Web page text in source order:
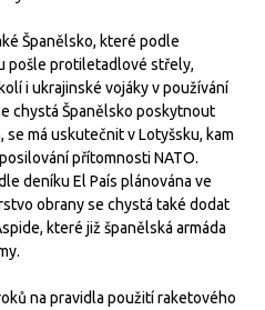
Španělsko, které podle
pošle protiletadlové střely,
i ukrajinské vojáky v používání
chystá Španělsko poskytnout
má uskutečnit v Lotyšsku, kam
přítomnosti NATO.
deníku El País plánována ve
obrany se chystá také dodat
které již španělská armáda
na pravidla použití raketového